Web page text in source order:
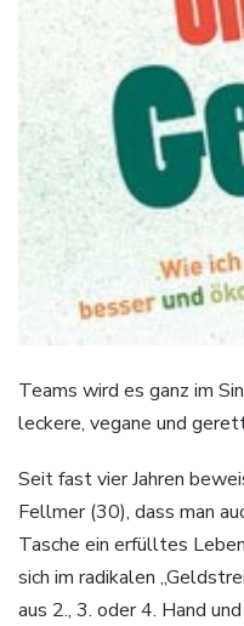
Teams wird es ganz im
leckere, vegane und
Seit fast vier Jahren
Fellmer (30), dass man
Tasche ein erfülltes
sich im radikalen
aus 2., 3. oder 4. Hand